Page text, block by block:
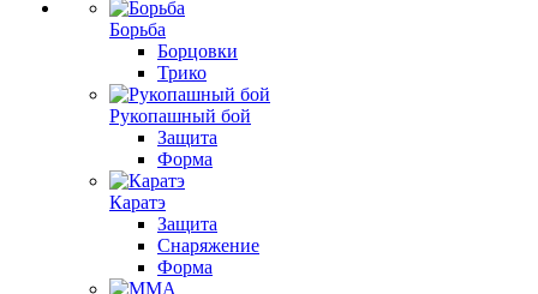
Борьба
Борцовки
Трико
Рукопашный бой
Защита
Форма
Каратэ
Защита
Снаряжение
Форма